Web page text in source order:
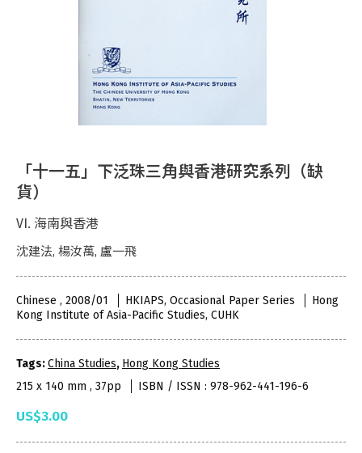
「十一五」下泛珠三角與香港研究系列（缺
貨）
VI. 海南與香港
沈建法, 楊汝萬, 盧一飛
Chinese , 2008/01 HKIAPS, Occasional Paper Series
Hong
Kong Institute of Asia-Pacific Studies, CUHK
Tags:China Studies, Hong Kong Studies
215 x 140 mm , 37pp
ISBN / ISSN : 978-962-441-196-6
US$3.00